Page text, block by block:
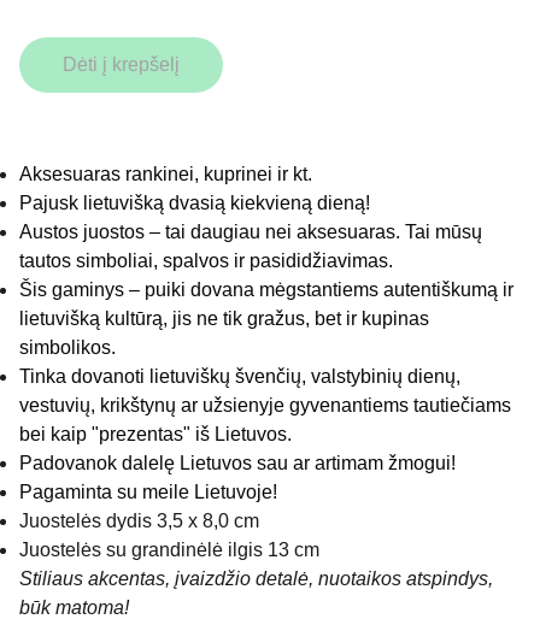
Dėti į krepšelį
Aksesuaras rankinei, kuprinei ir kt.
Pajusk lietuvišką dvasią kiekvieną dieną!
Austos juostos – tai daugiau nei aksesuaras. Tai mūsų
tautos simboliai, spalvos ir pasididžiavimas.
Šis gaminys – puiki dovana mėgstantiems autentiškumą ir
lietuvišką kultūrą, jis ne tik gražus, bet ir kupinas
simbolikos.
Tinka dovanoti lietuviškų švenčių, valstybinių dienų,
vestuvių, krikštynų ar užsienyje gyvenantiems tautiečiams
bei kaip "prezentas" iš Lietuvos.
Padovanok dalelę Lietuvos sau ar artimam žmogui!
Pagaminta su meile Lietuvoje!
Juostelės dydis 3,5 x 8,0 cm
Juostelės su grandinėlė ilgis 13 cm
Stiliaus akcentas, įvaizdžio detalė, nuotaikos atspindys,
būk matoma!